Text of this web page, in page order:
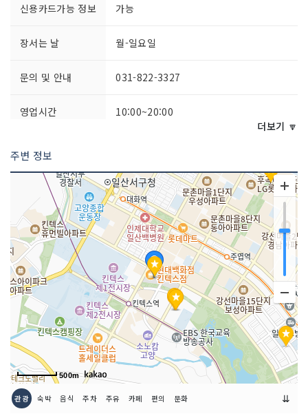
신용카드가능 정보 가능
장서는 날 월-일요일
문의 및 안내 031-822-3327
영업시간 10:00~20:00
쉬는날 명절, 월1회
화장실 설명 있음
판매 품목 의류
매장안내 환급서비스 제공방식 : 사후
더보기 🔽
주변 정보
500m
관광 숙박 음식 주차 주유 카페 편의 문화 ⇊